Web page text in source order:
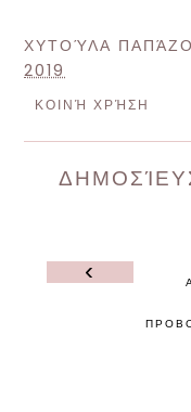
ΧΥΤΟΎΛΑ
2019
ΚΟΙΝΉ ΧΡΉΣΗ
‹